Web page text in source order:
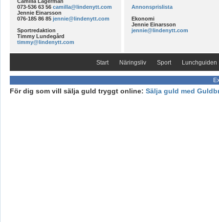
073-536 63 56 camilla@lindenytt.com
Jennie Einarsson
076-185 86 85 jennie@lindenytt.com
Sportredaktion
Timmy Lundegård
timmy@lindenytt.com
Annonsprislista
Ekonomi
Jennie Einarsson
jennie@lindenytt.com
Start Näringsliv Sport Lunchguiden
För dig som vill sälja guld tryggt online: Sälja guld med